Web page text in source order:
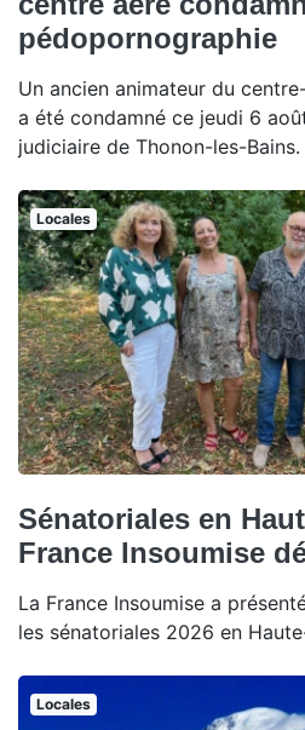
pédopornographie
Un ancien animateur du
a été condamné ce jeudi 6
judiciaire de Thonon-les-Bains.
Locales
Sénatoriales en
France Insoumise
La France Insoumise a
les sénatoriales 2026 en
Locales